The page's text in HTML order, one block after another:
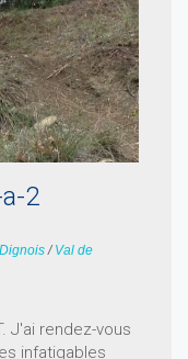
2
/ Val de
J'ai rendez-vous
infatigables